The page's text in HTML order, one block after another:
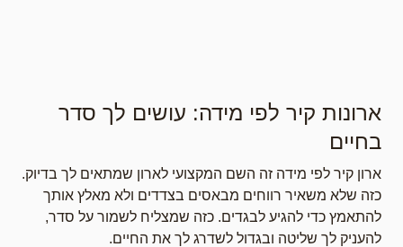
ארונות קיר לפי מידה: עושים לך סדר
בחיים
ארון קיר לפי מידה זה השם המקצועי לארון שמתאים לך בדיוק.
כזה שלא משאיר רווחים מבאסים בצדדים ולא מאלץ אותך
להתאמץ כדי להגיע לבגדים. כזה שמצליח לשמור על סדר,
להעניק לך שליטה ובגדול לשדרג לך את החיים.